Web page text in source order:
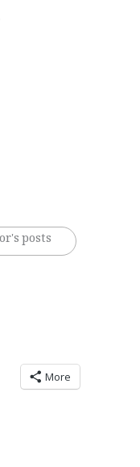
posts
More